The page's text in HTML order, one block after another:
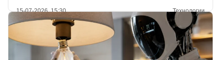
15-07-2026, 15:30 Технологии